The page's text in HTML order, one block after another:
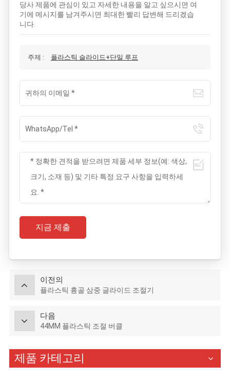
당사 제품에 관심이 있고 자세한 내용을 알고 싶으시면 여
기에 메시지를 남겨주시면 최대한 빨리 답변해 드리겠습
니다.
주제 : 플라스틱 슬라이드+단일 루프
지금 제출
이전의
플라스틱 흉골 삼중 글라이드 조절기
다음
44MM 플라스틱 조절 버클
제품 카테고리